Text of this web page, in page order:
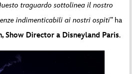
traguardo sottolinea il nostro
indimenticabili ai nostri ospiti” ha
Show Director a Disneyland Paris.